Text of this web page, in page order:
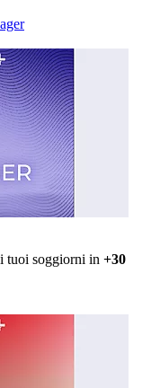
tuoi soggiorni in +30